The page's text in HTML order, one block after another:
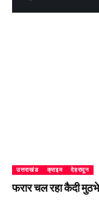
उत्तराखंड क्राइम देहरादून
फरार चल रहा कैदी